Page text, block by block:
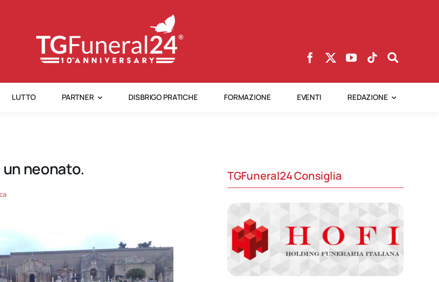
LUTTO PARTNER DISBRIGO PRATICHE FORMAZIONE EVENTI REDAZIONE
neonato. TGFuneral24 Consiglia